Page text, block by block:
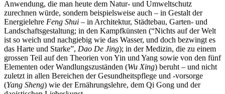
Anwendung, die man heute dem Natur- und Umweltschutz
zurechnen würde, sondern beispielsweise auch – in Gestalt der
Energielehre Feng Shui – in Architektur, Städtebau, Garten- und
Landschaftsgestaltung; in den Kampfkünsten (“Nichts auf der Welt
ist so weich und nachgiebig wie das Wasser, und doch bezwingt es
das Harte und Starke”, Dao De Jing); in der Medizin, die zu einem
grossen Teil auf den Theorien von Yin und Yang sowie von den fünf
Elementen oder Wandlungszuständen (Wu Xing) beruht – und nicht
zuletzt in allen Bereichen der Gesundheitspflege und -vorsorge
(Yang Sheng) wie der Ernährungslehre, dem Qi Gong und der